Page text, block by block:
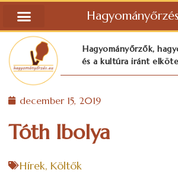
Hagyományőrzés
Hagyományőrzők,
és a kultúra iránt
december 15, 2019
Tóth Ibolya
Hírek,Költők